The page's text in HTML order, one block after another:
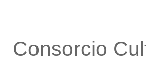
Consorcio